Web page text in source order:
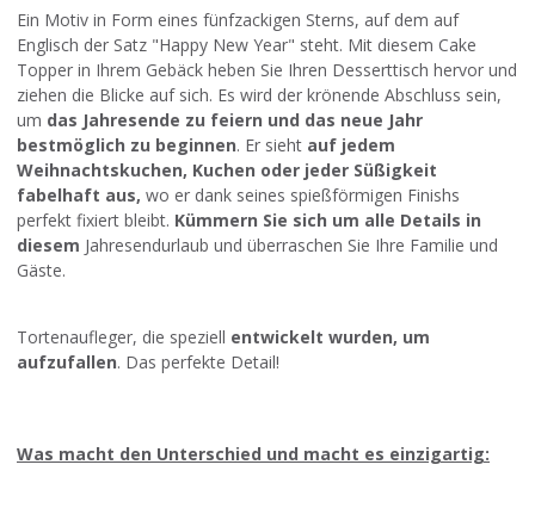
Ein Motiv in Form eines fünfzackigen Sterns, auf dem auf
Englisch der Satz "Happy New Year" steht. Mit diesem Cake
Topper in Ihrem Gebäck heben Sie Ihren Desserttisch hervor und
ziehen die Blicke auf sich. Es wird der krönende Abschluss sein,
um das Jahresende zu feiern und das neue Jahr
bestmöglich zu beginnen. Er sieht auf jedem
Weihnachtskuchen, Kuchen oder jeder Süßigkeit
fabelhaft aus, wo er dank seines spießförmigen Finishs
perfekt fixiert bleibt. Kümmern Sie sich um alle Details in
diesem Jahresendurlaub und überraschen Sie Ihre Familie und
Gäste.
Tortenaufleger, die speziell entwickelt wurden, um
aufzufallen. Das perfekte Detail!
Was macht den Unterschied und macht es einzigartig: